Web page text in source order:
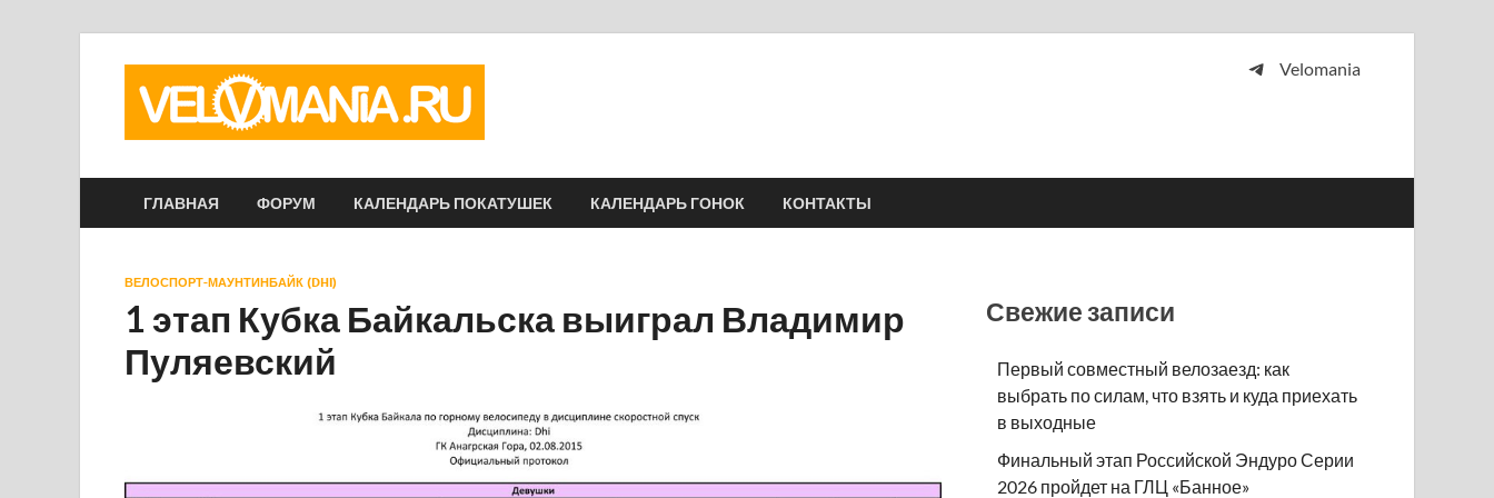
Velomania
ГЛАВНАЯ ФОРУМ КАЛЕНДАРЬ ПОКАТУШЕК КАЛЕНДАРЬ ГОНОК КОНТАКТЫ
ВЕЛОСПОРТ-МАУНТИНБАЙК (DHI)
1 этап Кубка Байкальска выиграл Владимир
Пуляевский
Свежие записи
Первый совместный велозаезд: как
выбрать по силам, что взять и куда приехать
в выходные
Финальный этап Российской Эндуро Серии
2026 пройдет на ГЛЦ «Банное»